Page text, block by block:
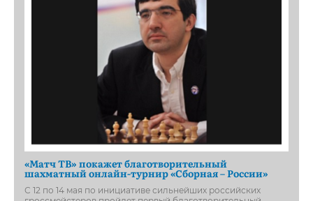
«Матч ТВ» покажет благотворительный
шахматный онлайн-турнир «Сборная – России»
С 12 по 14 мая по инициативе сильнейших российских